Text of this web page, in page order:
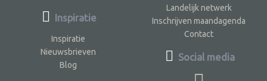
Inspiratie
Inspiratie
Nieuwsbrieven
Blog
Landelijk netwerk
Inschrijven maandagenda
Contact
Social media